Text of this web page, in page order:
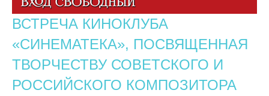
ВСТРЕЧА КИНОКЛУБА
«СИНЕМАТЕКА», ПОСВЯЩЕННАЯ
ТВОРЧЕСТВУ СОВЕТСКОГО И
РОССИЙСКОГО КОМПОЗИТОРА